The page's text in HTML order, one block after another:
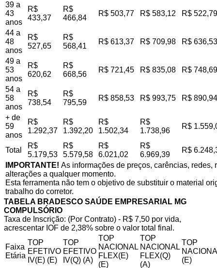
39 a
43
anos
R$
433,37
R$
466,84
R$ 503,77 R$ 583,12 R$ 522,79
44 a
48
anos
R$
527,65
R$
568,41
R$ 613,37 R$ 709,98 R$ 636,53
49 a
53
anos
R$
620,62
R$
668,56
R$ 721,45 R$ 835,08 R$ 748,69
54 a
58
anos
R$
738,54
R$
795,59
R$ 858,53 R$ 993,75 R$ 890,94
+ de
59
anos
R$
1.292,37
R$
1.392,20
R$
1.502,34
R$
1.738,96
R$
Total
R$
5.179,53
R$
5.579,58
R$
6.021,02
R$
6.969,39
R$
IMPORTANTE! As informações de preços, carências,
alterações a qualquer momento.
Esta ferramenta não tem o objetivo de substituir o material
trabalho do corretor.
TABELA BRADESCO SAÚDE EMPRESARIAL MG
COMPULSÓRIO
Taxa de Inscrição: (Por Contrato) - R$ 7,50 por vida,
acrescentar IOF de 2,38% sobre o valor total final.
Faixa
Etária
TOP
EFETIVO
IV(E) (E)
TOP
EFETIVO
IV(Q) (A)
TOP
NACIONAL
FLEX(E)
(E)
TOP
NACIONAL
FLEX(Q)
(A)
TOP
(E)